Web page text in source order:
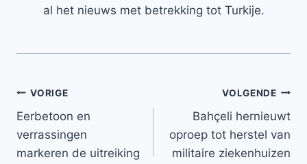
al het nieuws met betrekking tot Turkije.
Bericht
navigatie
VORIGE
Eerbetoon en
verrassingen
markeren de uitreiking
VOLGENDE
Bahçeli hernieuwt
oproep tot herstel van
militaire ziekenhuizen